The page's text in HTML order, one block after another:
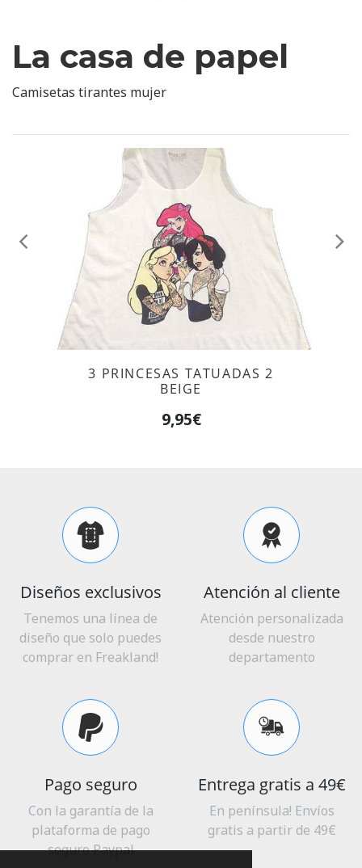
La casa de papel
Camisetas tirantes mujer
3 PRINCESAS TATUADAS 2
BEIGE
9,95€
Anterior
Diseños exclusivos
Tenemos una línea de
diseño que solo puedes
comprar en Freakland!
Atención al cliente
Atención personalizada
desde nuestro
departamento
Pago seguro
Con la garantía de la
plataforma de pago
seguro Paypal
Entrega gratis a 49€
En península! Envíos
gratis a partir de 49€